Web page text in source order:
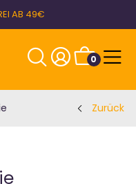
AB 49€
0
Zurück